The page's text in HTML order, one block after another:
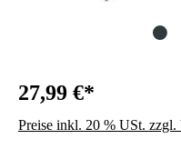
27,99 €*
Preise inkl. 20 % USt. zzgl.